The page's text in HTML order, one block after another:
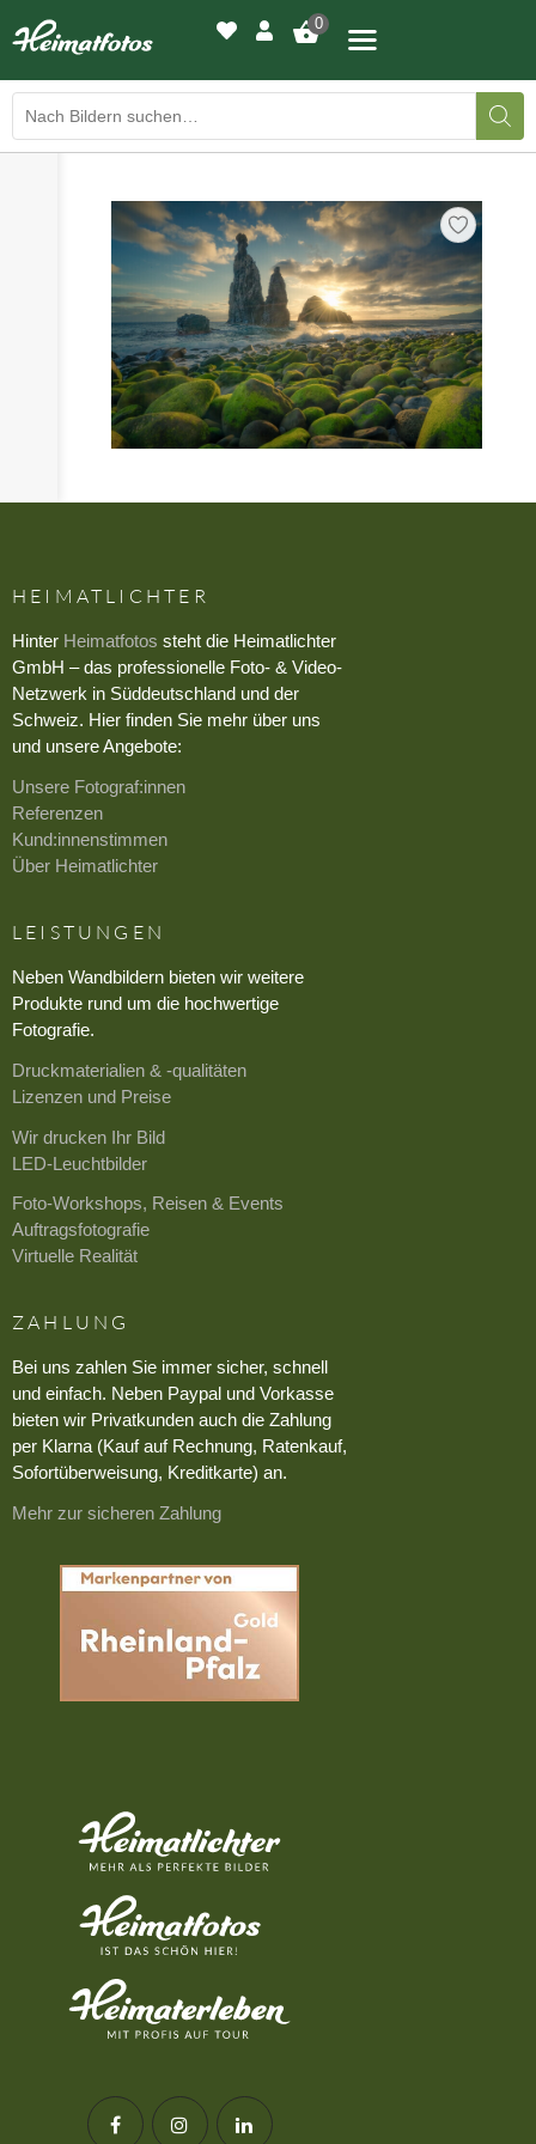
0
BILDERGALERIE
DRUCKQUALITÄTEN
LED-LEUCHTBILDER
WIR DRUCKEN IHR BILD
AUSSTELLUNGEN
HEIMATLICHTER
Hinter Heimatfotos steht die Heimatlichter
GmbH – das professionelle Foto- & Video-
Netzwerk in Süddeutschland und der
Schweiz. Hier finden Sie mehr über uns
und unsere Angebote:
Unsere Fotograf:innen
Referenzen
Kund:innenstimmen
Über Heimatlichter
LEISTUNGEN
Neben Wandbildern bieten wir weitere
Produkte rund um die hochwertige
Fotografie.
Druckmaterialien & -qualitäten
Lizenzen und Preise
Wir drucken Ihr Bild
LED-Leuchtbilder
Foto-Workshops, Reisen & Events
Auftragsfotografie
Virtuelle Realität
ZAHLUNG
Bei uns zahlen Sie immer sicher, schnell
und einfach. Neben Paypal und Vorkasse
bieten wir Privatkunden auch die Zahlung
per Klarna (Kauf auf Rechnung, Ratenkauf,
Sofortüberweisung, Kreditkarte) an.
Mehr zur sicheren Zahlung